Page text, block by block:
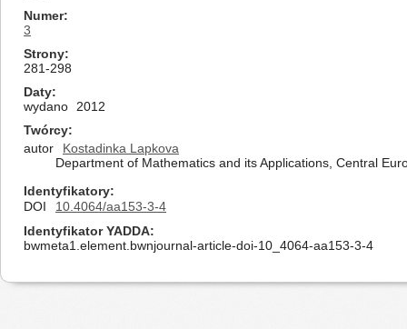
Numer
3
Strony
281-298
Daty
wydano
2012
Twórcy
autor
Kostadinka Lapkova
Department of Mathematics and its Applications, Central
Identyfikatory
DOI
10.4064/aa153-3-4
Identyfikator YADDA
bwmeta1.element.bwnjournal-article-doi-10_4064-aa153-3-4